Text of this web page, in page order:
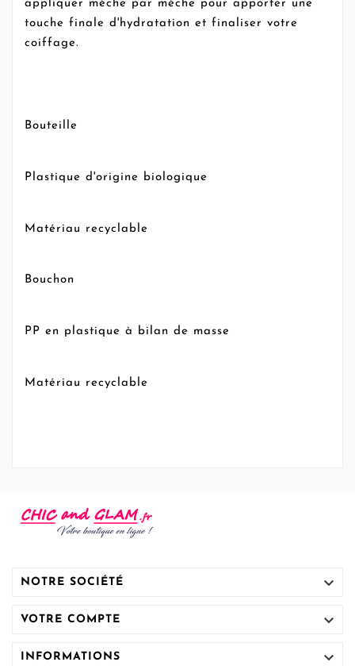
appliquer mèche par mèche pour apporter une
touche finale d'hydratation et finaliser votre
coiffage.
Bouteille
Plastique d'origine biologique
Matériau recyclable
Bouchon
PP en plastique à bilan de masse
Matériau recyclable
NOTRE SOCIÉTÉ 
VOTRE COMPTE 
INFORMATIONS 